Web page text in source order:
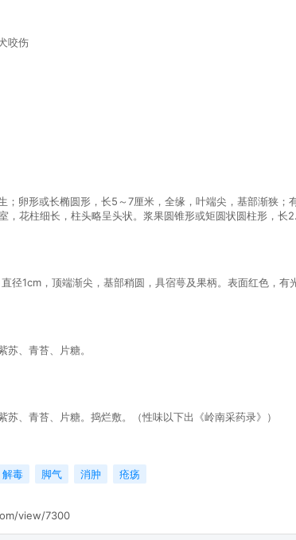
咬伤
；卵形或长椭圆形，长5～7厘米，全缘，叶端尖，基部渐狭
，花柱细长，柱头略呈头状。浆果圆锥形或矩圆状圆柱形，
径1cm，顶端渐尖，基部稍圆，具宿萼及果柄。表面红色，
、青苔、片糖。
、青苔、片糖。捣烂敷。（性味以下出《岭南采药录》）
解毒 脚气 消肿
疮疡
view/7300